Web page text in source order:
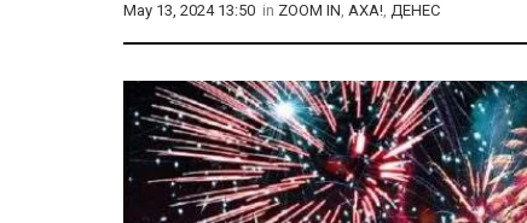
May 13, 2024 13:50 in ZOOM IN, АХА!, ДЕНЕС